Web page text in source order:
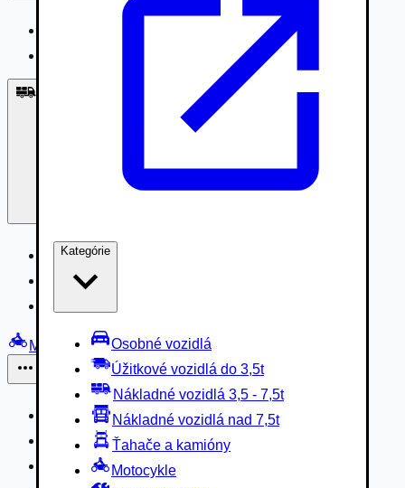
Kategórie
Osobné vozidlá
Úžitkové vozidlá do 3,5t
Nákladné vozidlá 3,5 - 7,5t
Nákladné vozidlá nad 7,5t
Ťahače a kamióny
Motocykle
Nákladné vozidlá 3,5 - 7,5t
Nákladné vozidlá nad 7,5t
Motocykle
Náhradné diely
Autobusy
Vodné/Snežné skútre, štvorkolky